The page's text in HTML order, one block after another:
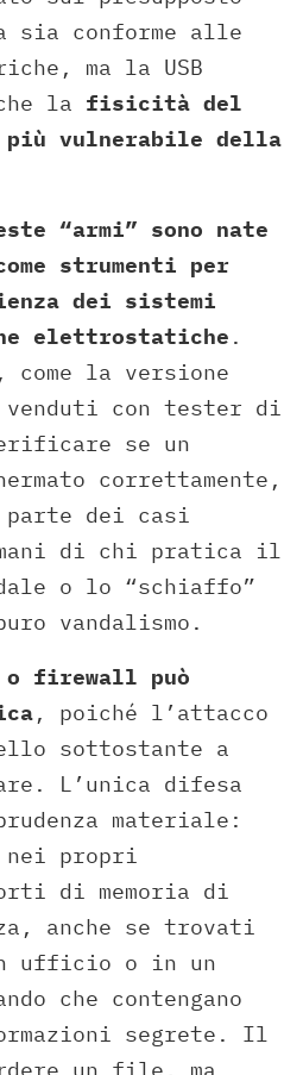
sia conforme alle
ma la USB
la fisicità del
più vulnerabile della
“armi” sono nate
strumenti per
dei sistemi
elettrostatiche .
come la versione
venduti con tester di
se un
correttamente,
parte dei casi
di chi pratica il
o lo “schiaffo”
vandalismo.
o firewall può
, poiché l’attacco
sottostante a
L’unica difesa
materiale:
nei propri
di memoria di
anche se trovati
ufficio o in un
che contengano
segrete. Il
un file, ma